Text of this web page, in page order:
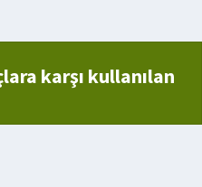
karşı kullanılan